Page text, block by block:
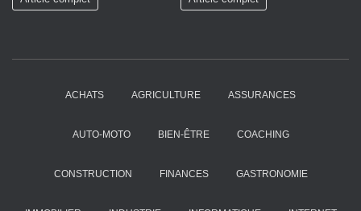
ACHATS AGRICULTURE ASSURANCES
AUTO-MOTO BIEN-ÊTRE COACHING
CONSTRUCTION FINANCES GASTRONOMIE